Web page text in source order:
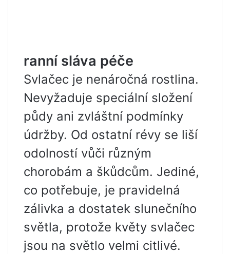
ranní sláva péče
Svlačec je nenáročná rostlina.
Nevyžaduje speciální složení
půdy ani zvláštní podmínky
údržby. Od ostatní révy se liší
odolností vůči různým
chorobám a škůdcům. Jediné,
co potřebuje, je pravidelná
zálivka a dostatek slunečního
světla, protože květy svlačec
jsou na světlo velmi citlivé.